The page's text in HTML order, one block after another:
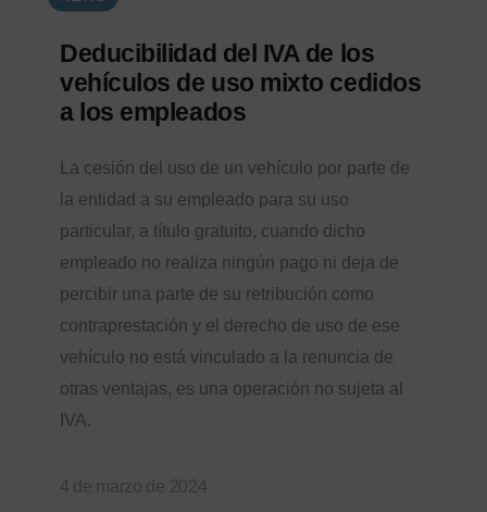
Deducibilidad del IVA de los
vehículos de uso mixto cedidos
a los empleados
La cesión del uso de un vehículo por parte de
la entidad a su empleado para su uso
particular, a título gratuito, cuando dicho
empleado no realiza ningún pago ni deja de
percibir una parte de su retribución como
contraprestación y el derecho de uso de ese
vehículo no está vinculado a la renuncia de
otras ventajas, es una operación no sujeta al
IVA.
4 de marzo de 2024